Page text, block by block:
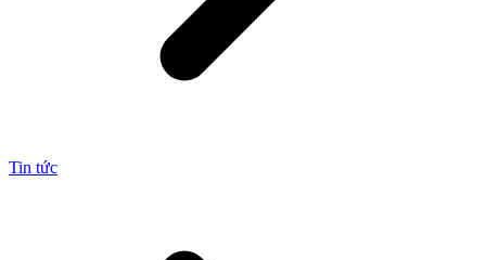
Tin tức